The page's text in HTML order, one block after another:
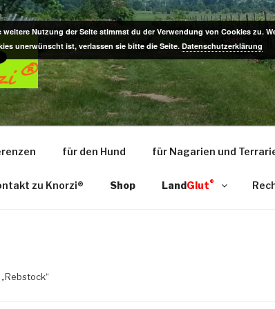
AUS DER
u. Kauholz / Dekoartikel f. Nagarium u.
für den Hund für Nagarien und
zu Knorzi® Shop LandGlut®
weitere Nutzung der Seite stimmst du der Verwendung von Cookies zu.
unerwünscht ist, verlassen sie bitte die Seite. Datenschutzerklärung